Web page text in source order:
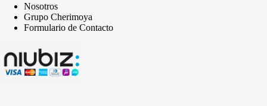
Nosotros
Grupo Cherimoya
Formulario de Contacto